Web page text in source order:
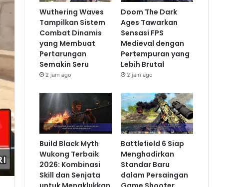
Wuthering Waves
Tampilkan Sistem
Combat Dinamis
yang Membuat
Pertarungan
Semakin Seru
2 jam ago
Doom The Dark
Ages Tawarkan
Sensasi FPS
Medieval dengan
Pertempuran yang
Lebih Brutal
2 jam ago
Build Black Myth
Wukong Terbaik
2026: Kombinasi
Skill dan Senjata
Battlefield 6 Siap
Menghadirkan
Standar Baru
dalam Persaingan